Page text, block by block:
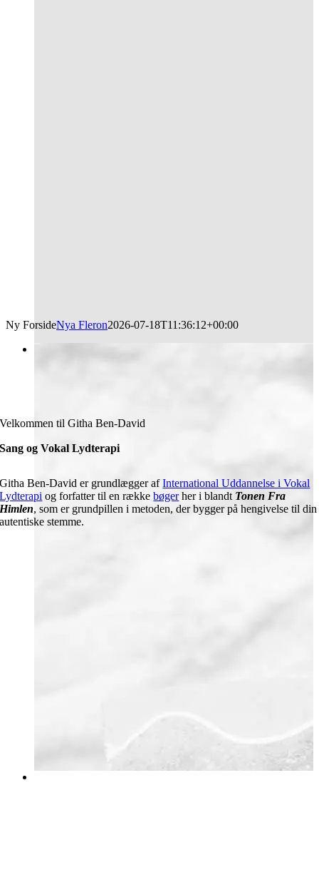
Ny ForsideNya Fleron2026-07-18T11:36:12+00:00
Velkommen til Githa Ben-David
Sang og Vokal Lydterapi
Githa Ben-David er grundlægger afInternational Uddannelse i Vokal
Lydterapi og forfatter til en rækkebøgerher i blandt Tonen Fra
Himlen, som er grundpillen i metoden, der bygger på hengivelse til din
autentiske stemme.